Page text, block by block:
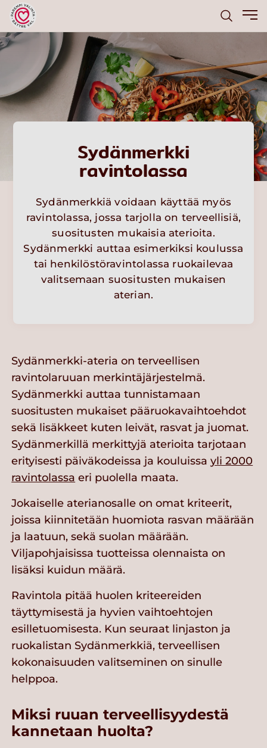
Sydänmerkki
ravintolassa
Sydänmerkkiä voidaan käyttää myös
ravintolassa, jossa tarjolla on terveellisiä,
suositusten mukaisia aterioita.
Sydänmerkki auttaa esimerkiksi koulussa
tai henkilöstöravintolassa ruokailevaa
valitsemaan suositusten mukaisen
aterian.
Sydänmerkki-ateria on terveellisen
ravintolaruuan merkintäjärjestelmä.
Sydänmerkki auttaa tunnistamaan
suositusten mukaiset pääruokavaihtoehdot
sekä lisäkkeet kuten leivät, rasvat ja juomat.
Sydänmerkillä merkittyjä aterioita tarjotaan
erityisesti päiväkodeissa ja kouluissayli 2000
ravintolassa eri puolella maata.
Jokaiselle aterianosalle on omat kriteerit,
joissa kiinnitetään huomiota rasvan määrään
ja laatuun, sekä suolan määrään.
Viljapohjaisissa tuotteissa olennaista on
lisäksi kuidun määrä.
Ravintola pitää huolen kriteereiden
täyttymisestä ja hyvien vaihtoehtojen
esilletuomisesta. Kun seuraat linjaston ja
ruokalistan Sydänmerkkiä, terveellisen
kokonaisuuden valitseminen on sinulle
helppoa.
Miksi ruuan terveellisyydestä
kannetaan huolta?